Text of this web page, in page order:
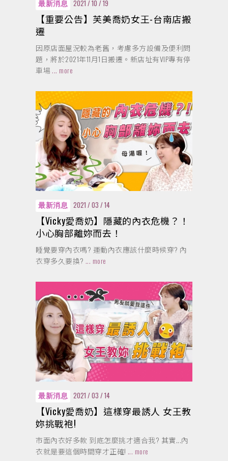
最新消息 2021 / 10 / 19
【重要公告】芙美喬奶女王-台南店搬
遷
因原店面屋況較為老舊，考慮多方設備及便利問
題，將於2021年11月1日搬遷。新店址有VIP專有停
車場 ... more
最新消息 2021 / 03 / 14
【Vicky愛喬奶】隱藏的內衣危機？！
小心胸部離妳而去！
睡覺要穿內衣嗎? 運動內衣應該什麼時候穿? 內
衣穿多久要換? ... more
最新消息 2021 / 03 / 14
【Vicky愛喬奶】這樣穿最誘人 女王教
妳挑戰袍!
市面內衣好多款 到底怎麼挑才適合我? 其實...內
衣就是要這個時間穿才正確! ... more